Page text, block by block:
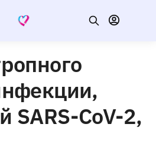
SARS-CoV-2,